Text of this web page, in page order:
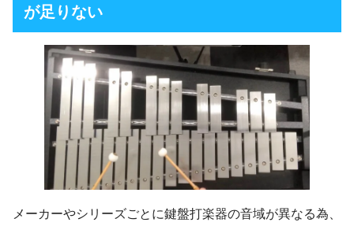
が足りない
メーカーやシリーズごとに鍵盤打楽器の音域が異なる為、